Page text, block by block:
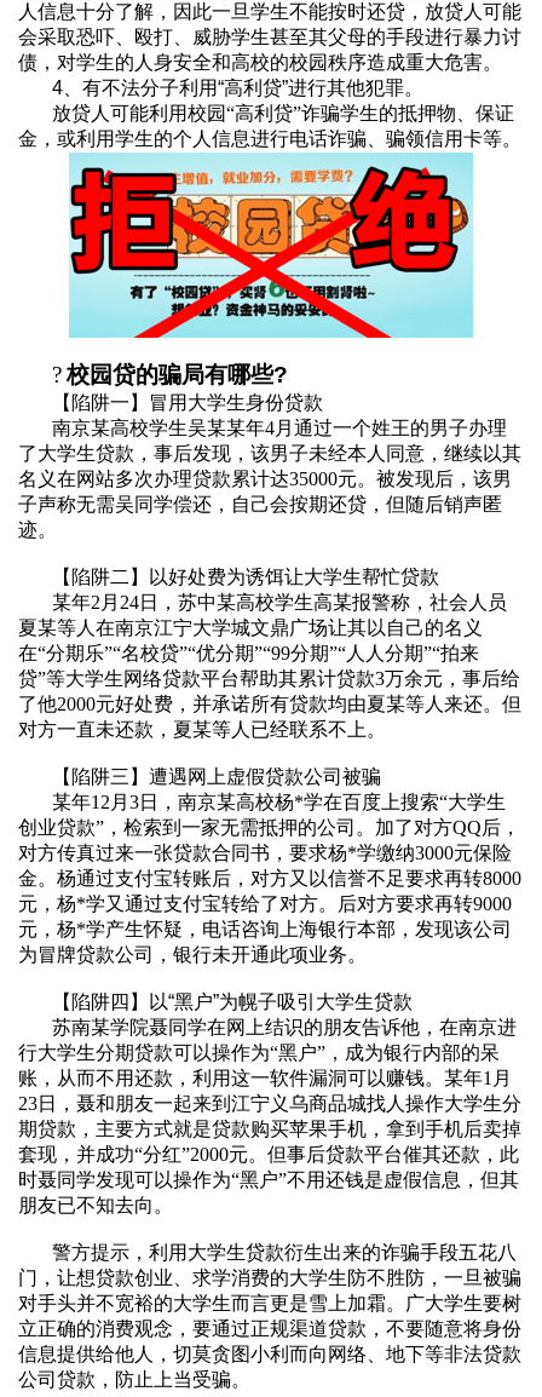
人信息十分了解，因此一旦学生不能按时还贷，放贷人可能
会采取恐吓、殴打、威胁学生甚至其父母的手段进行暴力讨
债，对学生的人身安全和高校的校园秩序造成重大危害。
4 、有不法分子利用“高利贷”进行其他犯罪。
放贷人可能利用校园“高利贷”诈骗学生的抵押物、保证
金，或利用学生的个人信息进行电话诈骗、骗领信用卡等。
?校园贷的骗局有哪些?
【陷阱一】冒用大学生身份贷款
南京某高校学生吴某某年4月通过一个姓王的男子办理
了大学生贷款，事后发现，该男子未经本人同意，继续以其
名义在网站多次办理贷款累计达35000元。被发现后，该男
子声称无需吴同学偿还，自己会按期还贷，但随后销声匿
迹。
【陷阱二】以好处费为诱饵让大学生帮忙贷款
某年2月 24日，苏中某高校学生高某报警称，社会人员
夏某等人在南京江宁大学城文鼎广场让其以自己的名义
在“分期乐”“名校贷”“优分期”“99分期”“人人分期”“拍来
贷”等大学生网络贷款平台帮助其累计贷款3万余元，事后给
了他2000元好处费，并承诺所有贷款均由夏某等人来还。但
对方一直未还款，夏某等人已经联系不上。
【陷阱三】遭遇网上虚假贷款公司被骗
某年12月 3日，南京某高校杨*学在百度上搜索“大学生
创业贷款” ，检索到一家无需抵押的公司。加了对方QQ后，
对方传真过来一张贷款合同书，要求杨*学缴纳3000元保险
金。杨通过支付宝转账后，对方又以信誉不足要求再转8000
元，杨*学又通过支付宝转给了对方。后对方要求再转9000
元，杨*学产生怀疑，电话咨询上海银行本部，发现该公司
为冒牌贷款公司，银行未开通此项业务。
【陷阱四】以“黑户”为幌子吸引大学生贷款
苏南某学院聂同学在网上结识的朋友告诉他，在南京进
行大学生分期贷款可以操作为“黑户”，成为银行内部的呆
账，从而不用还款，利用这一软件漏洞可以赚钱。某年1月
23日，聂和朋友一起来到江宁义乌商品城找人操作大学生分
期贷款，主要方式就是贷款购买苹果手机，拿到手机后卖掉
套现，并成功“分红”2000元。但事后贷款平台催其还款，此
时聂同学发现可以操作为“黑户”不用还钱是虚假信息，但其
朋友已不知去向。
警方提示，利用大学生贷款衍生出来的诈骗手段五花八
门，让想贷款创业、求学消费的大学生防不胜防，一旦被骗
对手头并不宽裕的大学生而言更是雪上加霜。广大学生要树
立正确的消费观念，要通过正规渠道贷款，不要随意将身份
信息提供给他人，切莫贪图小利而向网络、地下等非法贷款
公司贷款，防止上当受骗。